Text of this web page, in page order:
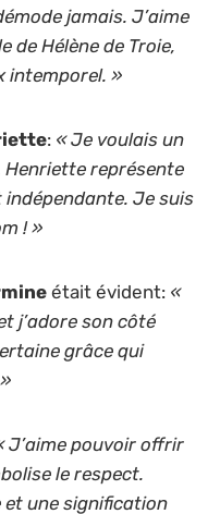
jamais. J’aime
de Hélène de Troie,
intemporel. »
: « Je voulais un
représente
Je suis
! »
était évident: «
j’adore son côté
grâce qui
J’aime pouvoir offrir
le respect.
et une signification